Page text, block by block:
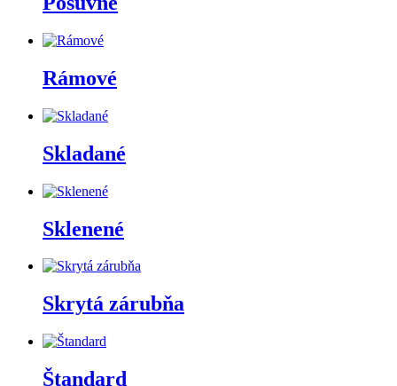
Rámové
Skladané
Sklenené
Skrytá zárubňa
Štandard